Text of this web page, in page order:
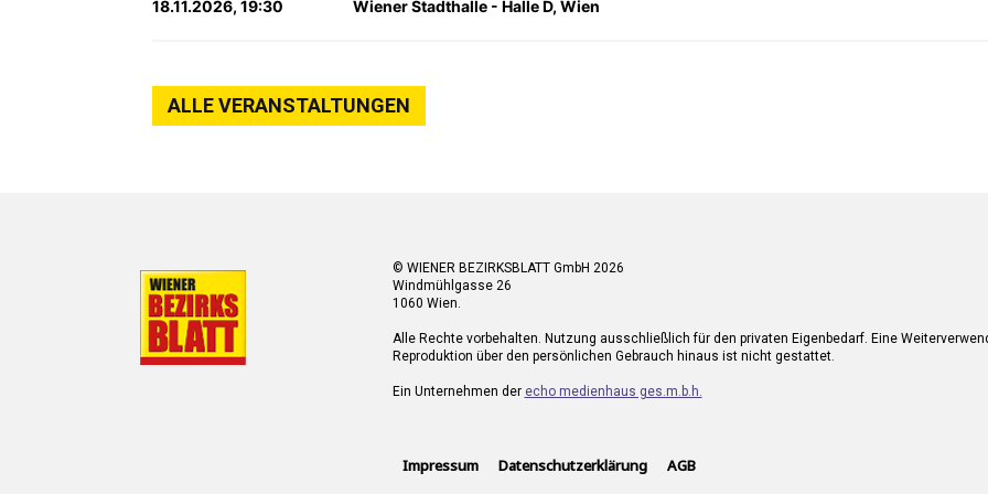
18.11.2026, 19:30 Wiener Stadthalle - Halle D, Wien
ALLE VERANSTALTUNGEN
© WIENER BEZIRKSBLATT GmbH 2026
Windmühlgasse 26
1060 Wien.
Alle Rechte vorbehalten. Nutzung ausschließlich für den privaten Eigenbedarf. Eine
Reproduktion über den persönlichen Gebrauch hinaus ist nicht gestattet.
Ein Unternehmen der echo medienhaus ges.m.b.h.
Impressum Datenschutzerklärung AGB